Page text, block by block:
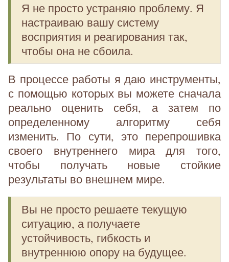
Я не просто устраняю проблему. Я
настраиваю вашу систему
восприятия и реагирования так,
чтобы она не сбоила.
В процессе работы я даю инструменты,
с помощью которых вы можете сначала
реально оценить себя, а затем по
определенному алгоритму себя
изменить. По сути, это перепрошивка
своего внутреннего мира для того,
чтобы получать новые стойкие
результаты во внешнем мире.
Вы не просто решаете текущую
ситуацию, а получаете
устойчивость, гибкость и
внутреннюю опору на будущее.